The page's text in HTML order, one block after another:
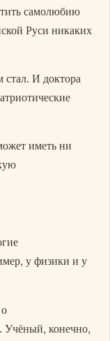
самолюбию
Руси никаких
И доктора
иметь ни
у физики и у
Учёный, конечно,